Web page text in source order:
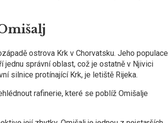
ostrova Krk v Chorvatsku. Jeho populace
správní oblast, což je ostatně v Njivici
silnice protínající Krk, je letiště Rijeka.
rafinerie, které se poblíž Omišalje